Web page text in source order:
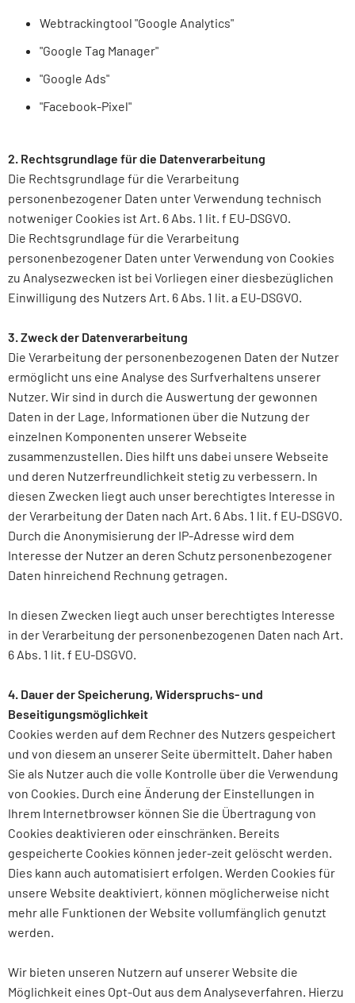
Webtrackingtool "Google Analytics"
"Google Tag Manager"
"Google Ads"
"Facebook-Pixel"
2. Rechtsgrundlage für die Datenverarbeitung
Die Rechtsgrundlage für die Verarbeitung
personenbezogener Daten unter Verwendung technisch
notweniger Cookies ist Art. 6 Abs. 1 lit. f EU-DSGVO.
Die Rechtsgrundlage für die Verarbeitung
personenbezogener Daten unter Verwendung von Cookies
zu Analysezwecken ist bei Vorliegen einer diesbezüglichen
Einwilligung des Nutzers Art. 6 Abs. 1 lit. a EU-DSGVO.
3. Zweck der Datenverarbeitung
Die Verarbeitung der personenbezogenen Daten der Nutzer
ermöglicht uns eine Analyse des Surfverhaltens unserer
Nutzer. Wir sind in durch die Auswertung der gewonnen
Daten in der Lage, Informationen über die Nutzung der
einzelnen Komponenten unserer Webseite
zusammenzustellen. Dies hilft uns dabei unsere Webseite
und deren Nutzerfreundlichkeit stetig zu verbessern. In
diesen Zwecken liegt auch unser berechtigtes Interesse in
der Verarbeitung der Daten nach Art. 6 Abs. 1 lit. f EU-DSGVO.
Durch die Anonymisierung der IP-Adresse wird dem
Interesse der Nutzer an deren Schutz personenbezogener
Daten hinreichend Rechnung getragen.
In diesen Zwecken liegt auch unser berechtigtes Interesse
in der Verarbeitung der personenbezogenen Daten nach Art.
6 Abs. 1 lit. f EU-DSGVO.
4. Dauer der Speicherung, Widerspruchs- und
Beseitigungsmöglichkeit
Cookies werden auf dem Rechner des Nutzers gespeichert
und von diesem an unserer Seite übermittelt. Daher haben
Sie als Nutzer auch die volle Kontrolle über die Verwendung
von Cookies. Durch eine Änderung der Einstellungen in
Ihrem Internetbrowser können Sie die Übertragung von
Cookies deaktivieren oder einschränken. Bereits
gespeicherte Cookies können jeder-zeit gelöscht werden.
Dies kann auch automatisiert erfolgen. Werden Cookies für
unsere Website deaktiviert, können möglicherweise nicht
mehr alle Funktionen der Website vollumfänglich genutzt
werden.
Wir bieten unseren Nutzern auf unserer Website die
Möglichkeit eines Opt-Out aus dem Analyseverfahren. Hierzu